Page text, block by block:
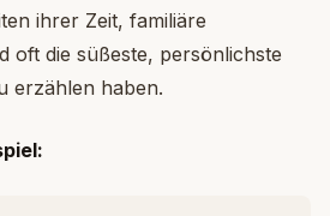
ihrer Zeit, familiäre
oft die süßeste, persönlichste
erzählen haben.